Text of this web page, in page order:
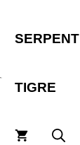
SERPENT
TIGRE